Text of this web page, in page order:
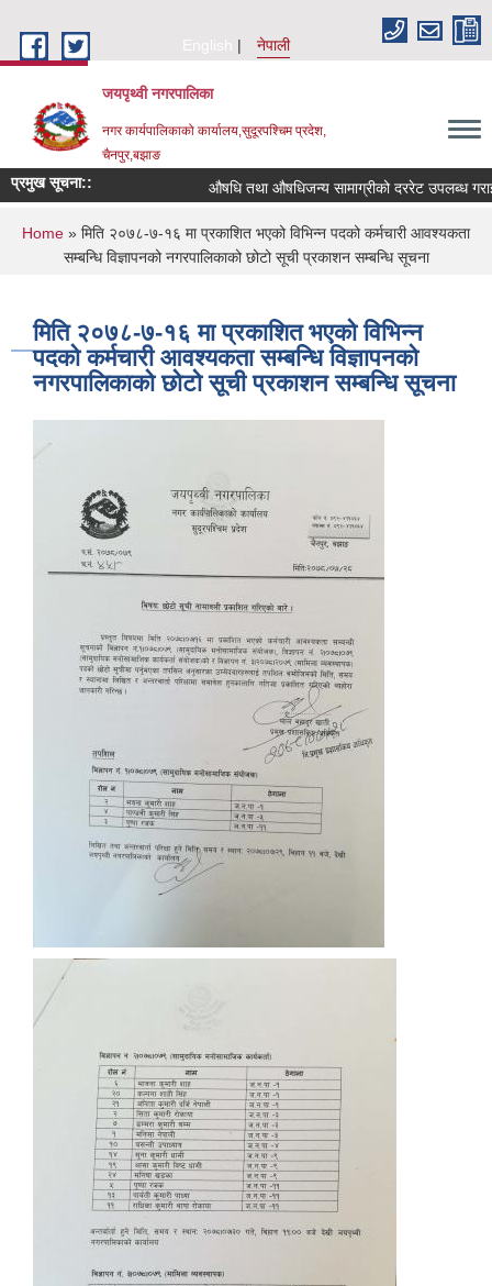
English
नेपाली
जयपृथ्वी नगरपालिका
नगर कार्यपालिकाको कार्यालय,सुदूरपश्चिम प्रदेश,
चैनपुर,बझाङ
प्रमुख सूचना:: औषधि तथा औषधिजन्य सामाग्रीको दररेट उपलब्ध
You are here
Home » मिति २०७८-७-१६ मा प्रकाशित भएको विभिन्‍न पदको कर्मचारी आवश्यकता
सम्बन्धि विज्ञापनको नगरपालिकाको छोटो सूची प्रकाशन सम्बन्धि सूचना
मिति २०७८-७-१६ मा प्रकाशित भएको विभिन्‍न
पदको कर्मचारी आवश्यकता सम्बन्धि विज्ञापनको
नगरपालिकाको छोटो सूची प्रकाशन सम्बन्धि सूचना